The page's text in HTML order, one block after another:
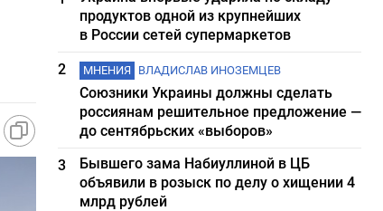
продуктов одной из крупнейших
в России сетей супермаркетов
2
МНЕНИЯ ВЛАДИСЛАВ ИНОЗЕМЦЕВ
Союзники Украины должны сделать
россиянам решительное предложение —
до сентябрьских «выборов»
3
Бывшего зама Набиуллиной в ЦБ
объявили в розыск по делу о хищении 4
млрд рублей